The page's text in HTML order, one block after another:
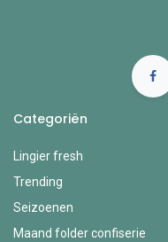
Categoriën
Lingier fresh
Trending
Seizoenen
Maand folder confiserie